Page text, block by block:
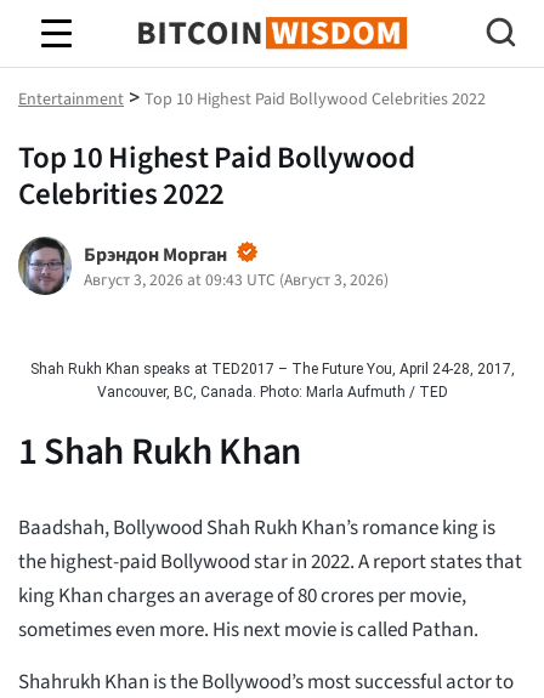
Биткойн Мудрость
Entertainment > Top 10 Highest Paid Bollywood Celebrities 2022
Top 10 Highest Paid Bollywood
Celebrities 2022
Брэндон Морган
Август 3, 2026 at 09:43 UTC (Август 3, 2026)
Shah Rukh Khan speaks at TED2017 – The Future You, April 24-28, 2017,
Vancouver, BC, Canada. Photo: Marla Aufmuth / TED
1Shah Rukh Khan
Baadshah, Bollywood Shah Rukh Khan’s romance king is
the highest-paid Bollywood star in 2022. A report states that
king Khan charges an average of 80 crores per movie,
sometimes even more. His next movie is called Pathan.
Shahrukh Khan is the Bollywood’s most successful actor to